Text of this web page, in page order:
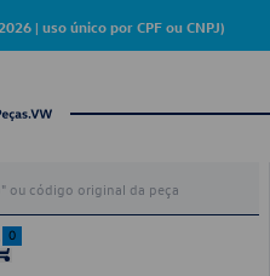
| uso único por CPF ou CNPJ)
0